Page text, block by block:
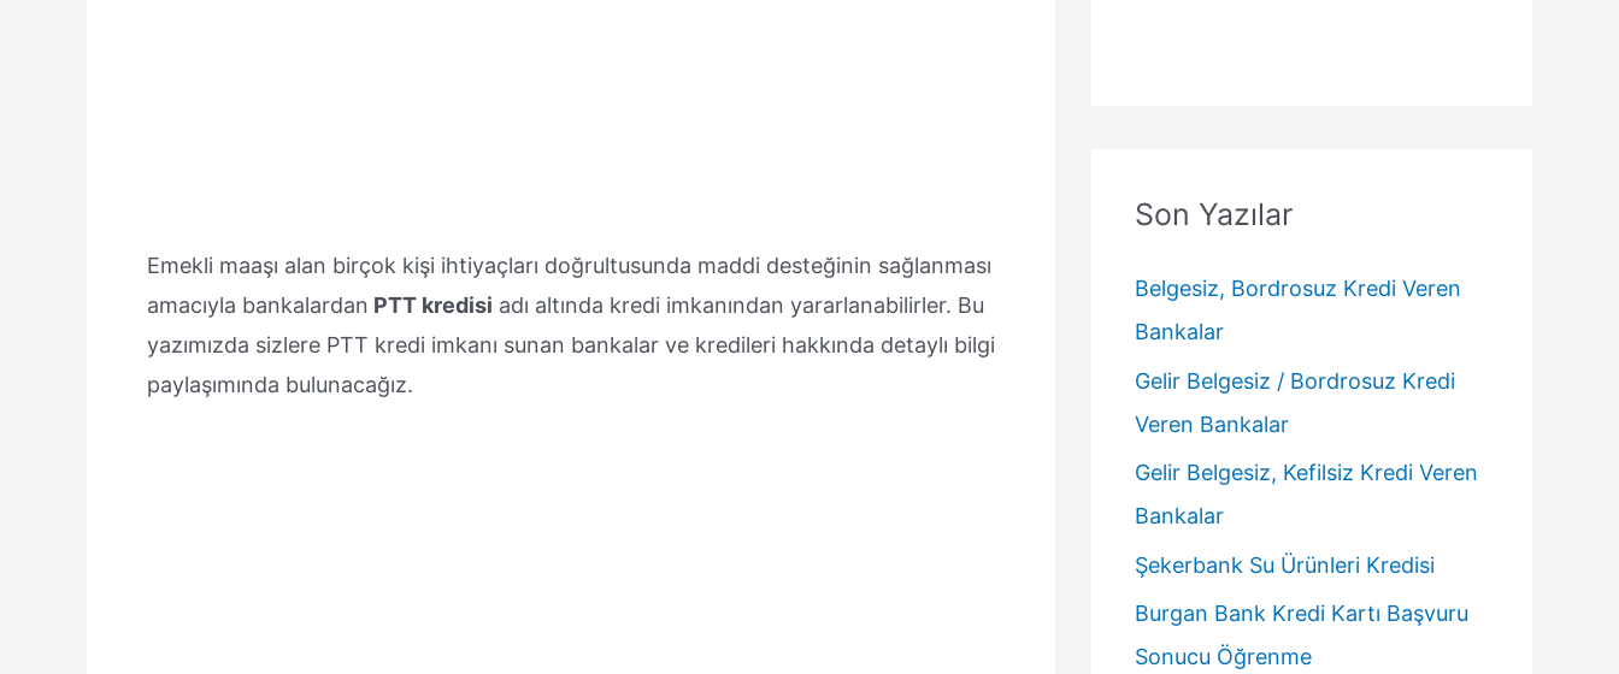
Emekli maaşı alan birçok kişi ihtiyaçları doğrultusunda maddi desteğinin sağlanması
amacıyla bankalardan PTT kredisi adı altında kredi imkanından yararlanabilirler. Bu
yazımızda sizlere PTT kredi imkanı sunan bankalar ve kredileri hakkında detaylı bilgi
paylaşımında bulunacağız.
Son Yazılar
Belgesiz, Bordrosuz Kredi Veren
Bankalar
Gelir Belgesiz / Bordrosuz Kredi
Veren Bankalar
Gelir Belgesiz, Kefilsiz Kredi Veren
Bankalar
Şekerbank Su Ürünleri Kredisi
Burgan Bank Kredi Kartı Başvuru
Sonucu Öğrenme